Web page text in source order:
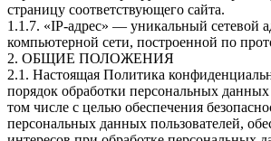
страницу соответствующего сайта.
1.1.7. «IP-адрес» — уникальный сетевой
компьютерной сети, построенной по
2. ОБЩИЕ ПОЛОЖЕНИЯ
2.1. Настоящая Политика
порядок обработки персональных данных
том числе с целью обеспечения
персональных данных пользователей,